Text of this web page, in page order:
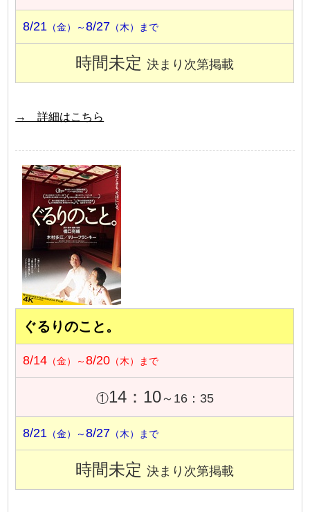
8/21 （金）～8/27 （木）まで
時間未定決まり次第掲載
→ 詳細はこちら
ぐるりのこと。
8/14 （金）～8/20 （木）まで
①14：10～16：35
8/21 （金）～8/27 （木）まで
時間未定決まり次第掲載